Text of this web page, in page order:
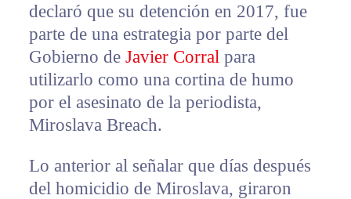
declaró que su detención en 2017, fue
parte de una estrategia por parte del
Gobierno de Javier Corral para
utilizarlo como una cortina de humo
por el asesinato de la periodista,
Miroslava Breach.
Lo anterior al señalar que días después
del homicidio de Miroslava, giraron